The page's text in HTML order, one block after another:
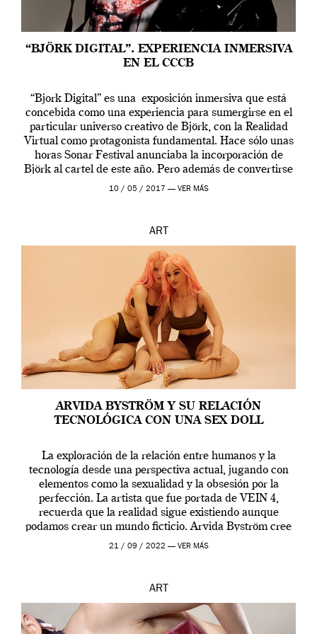
“BJÖRK DIGITAL”. EXPERIENCIA INMERSIVA
EN EL CCCB
“Bjork Digital” es una exposición inmersiva que está
concebida como una experiencia para sumergirse en el
particular universo creativo de Björk, con la Realidad
Virtual como protagonista fundamental. Hace sólo unas
horas Sonar Festival anunciaba la incorporación de
Björk al cartel de este año. Pero además de convertirse
en una de las actuaciones más relevantes […]
10 / 05 / 2017 — VER MÁS
ART
ARVIDA BYSTRÖM Y SU RELACIÓN
TECNOLÓGICA CON UNA SEX DOLL
La exploración de la relación entre humanos y la
tecnología desde una perspectiva actual, jugando con
elementos como la sexualidad y la obsesión por la
perfección. La artista que fue portada de VEIN 4,
recuerda que la realidad sigue existiendo aunque
podamos crear un mundo ficticio. Arvida Byström cree
que los humanos tienen un complejo […]
21 / 09 / 2022 — VER MÁS
ART